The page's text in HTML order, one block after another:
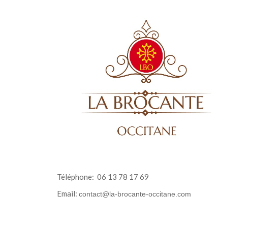
Téléphone: 06 13 78 17 69
Email: contact@la-brocante-occitane.com